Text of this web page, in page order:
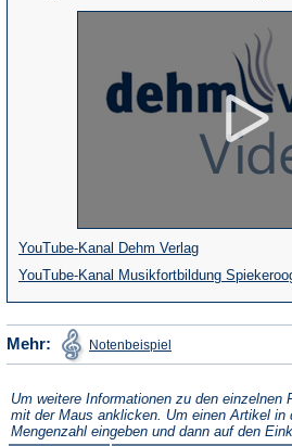
YouTube-Kanal Dehm Verlag(Öffnet
in
einem
neuen
YouTube-Kanal Musikfortbildung
Mehr: Notenbeispiel in
einem
Tab)
Um weitere Informationen zu den einzelnen
mit der Maus anklicken. Um einen Artikel in
Mengenzahl eingeben und dann auf den